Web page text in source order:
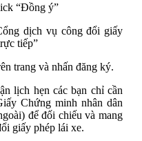
“Đồng ý”
dịch vụ công đổi giấy
tiếp”
trang và nhấn đăng ký.
lịch hẹn các bạn chỉ cần
Chứng minh nhân dân
để đối chiếu và mang
giấy phép lái xe.